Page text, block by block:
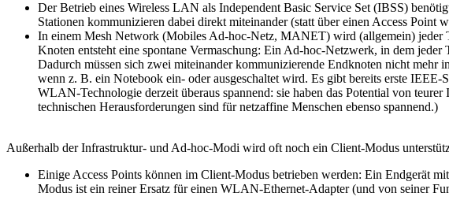
Der Betrieb eines Wireless LAN als Independent Basic Service Set (IBSS)
Stationen kommunizieren dabei direkt miteinander (statt über einen Access
In einem Mesh Network (Mobiles Ad-hoc-Netz, MANET) wird (allgemein) jeder
Knoten entsteht eine spontane Vermaschung: Ein Ad-hoc-Netzwerk, in dem
Dadurch müssen sich zwei miteinander kommunizierende Endknoten nicht
wenn z. B. ein Notebook ein- oder ausgeschaltet wird. Es gibt bereits erste
WLAN-Technologie derzeit überaus spannend: sie haben das Potential von
technischen Herausforderungen sind für netzaffine Menschen ebenso spannend.)
Außerhalb der Infrastruktur- und Ad-hoc-Modi wird oft noch ein Client-Modus
Einige Access Points können im Client-Modus betrieben werden: Ein Endgerät
Modus ist ein reiner Ersatz für einen WLAN-Ethernet-Adapter (und von seiner